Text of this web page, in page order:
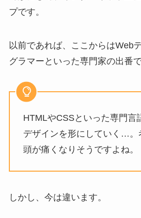
プです。
以前であれば、ここからはWeb
グラマーといった専門家の出番で
HTMLやCSSといった専門言
デザインを形にしていく…。
頭が痛くなりそうですよね。
しかし、今は違います。